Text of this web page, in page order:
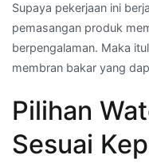
Supaya pekerjaan ini
pemasangan produk
berpengalaman. Maka
membran bakar yang
Pilihan
Sesuai